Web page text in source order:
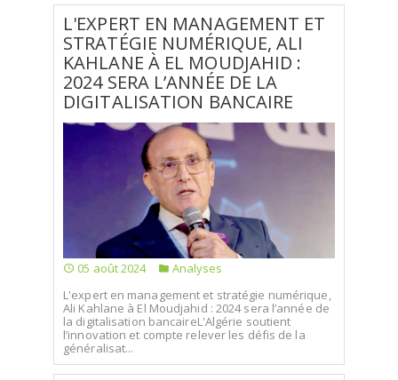
L'EXPERT EN MANAGEMENT ET
STRATÉGIE NUMÉRIQUE, ALI
KAHLANE À EL MOUDJAHID :
2024 SERA L’ANNÉE DE LA
DIGITALISATION BANCAIRE
05 août 2024
Analyses
L'expert en management et stratégie numérique,
Ali Kahlane à El Moudjahid : 2024 sera l’année de
la digitalisation bancaireL'Algérie soutient
l’innovation et compte relever les défis de la
généralisat...